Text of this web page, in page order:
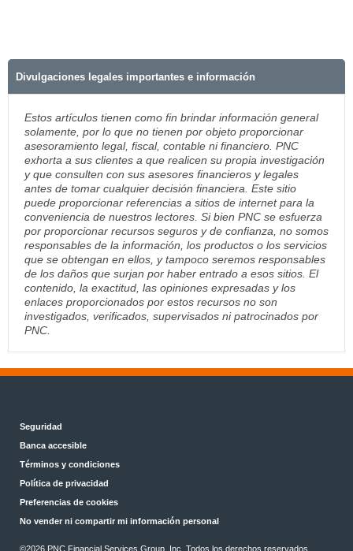
Divulgaciones legales importantes e información
Estos artículos tienen como fin brindar información general
solamente, por lo que no tienen por objeto proporcionar
asesoramiento legal, fiscal, contable ni financiero. PNC
exhorta a sus clientes a que realicen su propia investigación
y que consulten con sus asesores financieros y legales
antes de tomar cualquier decisión financiera. Este sitio
puede proporcionar referencias a sitios de internet para la
conveniencia de nuestros lectores. Si bien PNC se esfuerza
por proporcionar recursos seguros y de confianza, no somos
responsables de la información, los productos o los servicios
que se obtengan en ellos, y tampoco seremos responsables
de los daños que surjan por haber entrado a esos sitios. El
contenido, la exactitud, las opiniones expresadas y los
enlaces proporcionados por estos recursos no son
investigados, verificados, supervisados ni patrocinados por
PNC.
Seguridad
Banca accesible
Términos y condiciones
Política de privacidad
Preferencias de cookies
No vender ni compartir mi información personal
©2026 PNC Financial Services Group, Inc. Todos los derechos reservados.